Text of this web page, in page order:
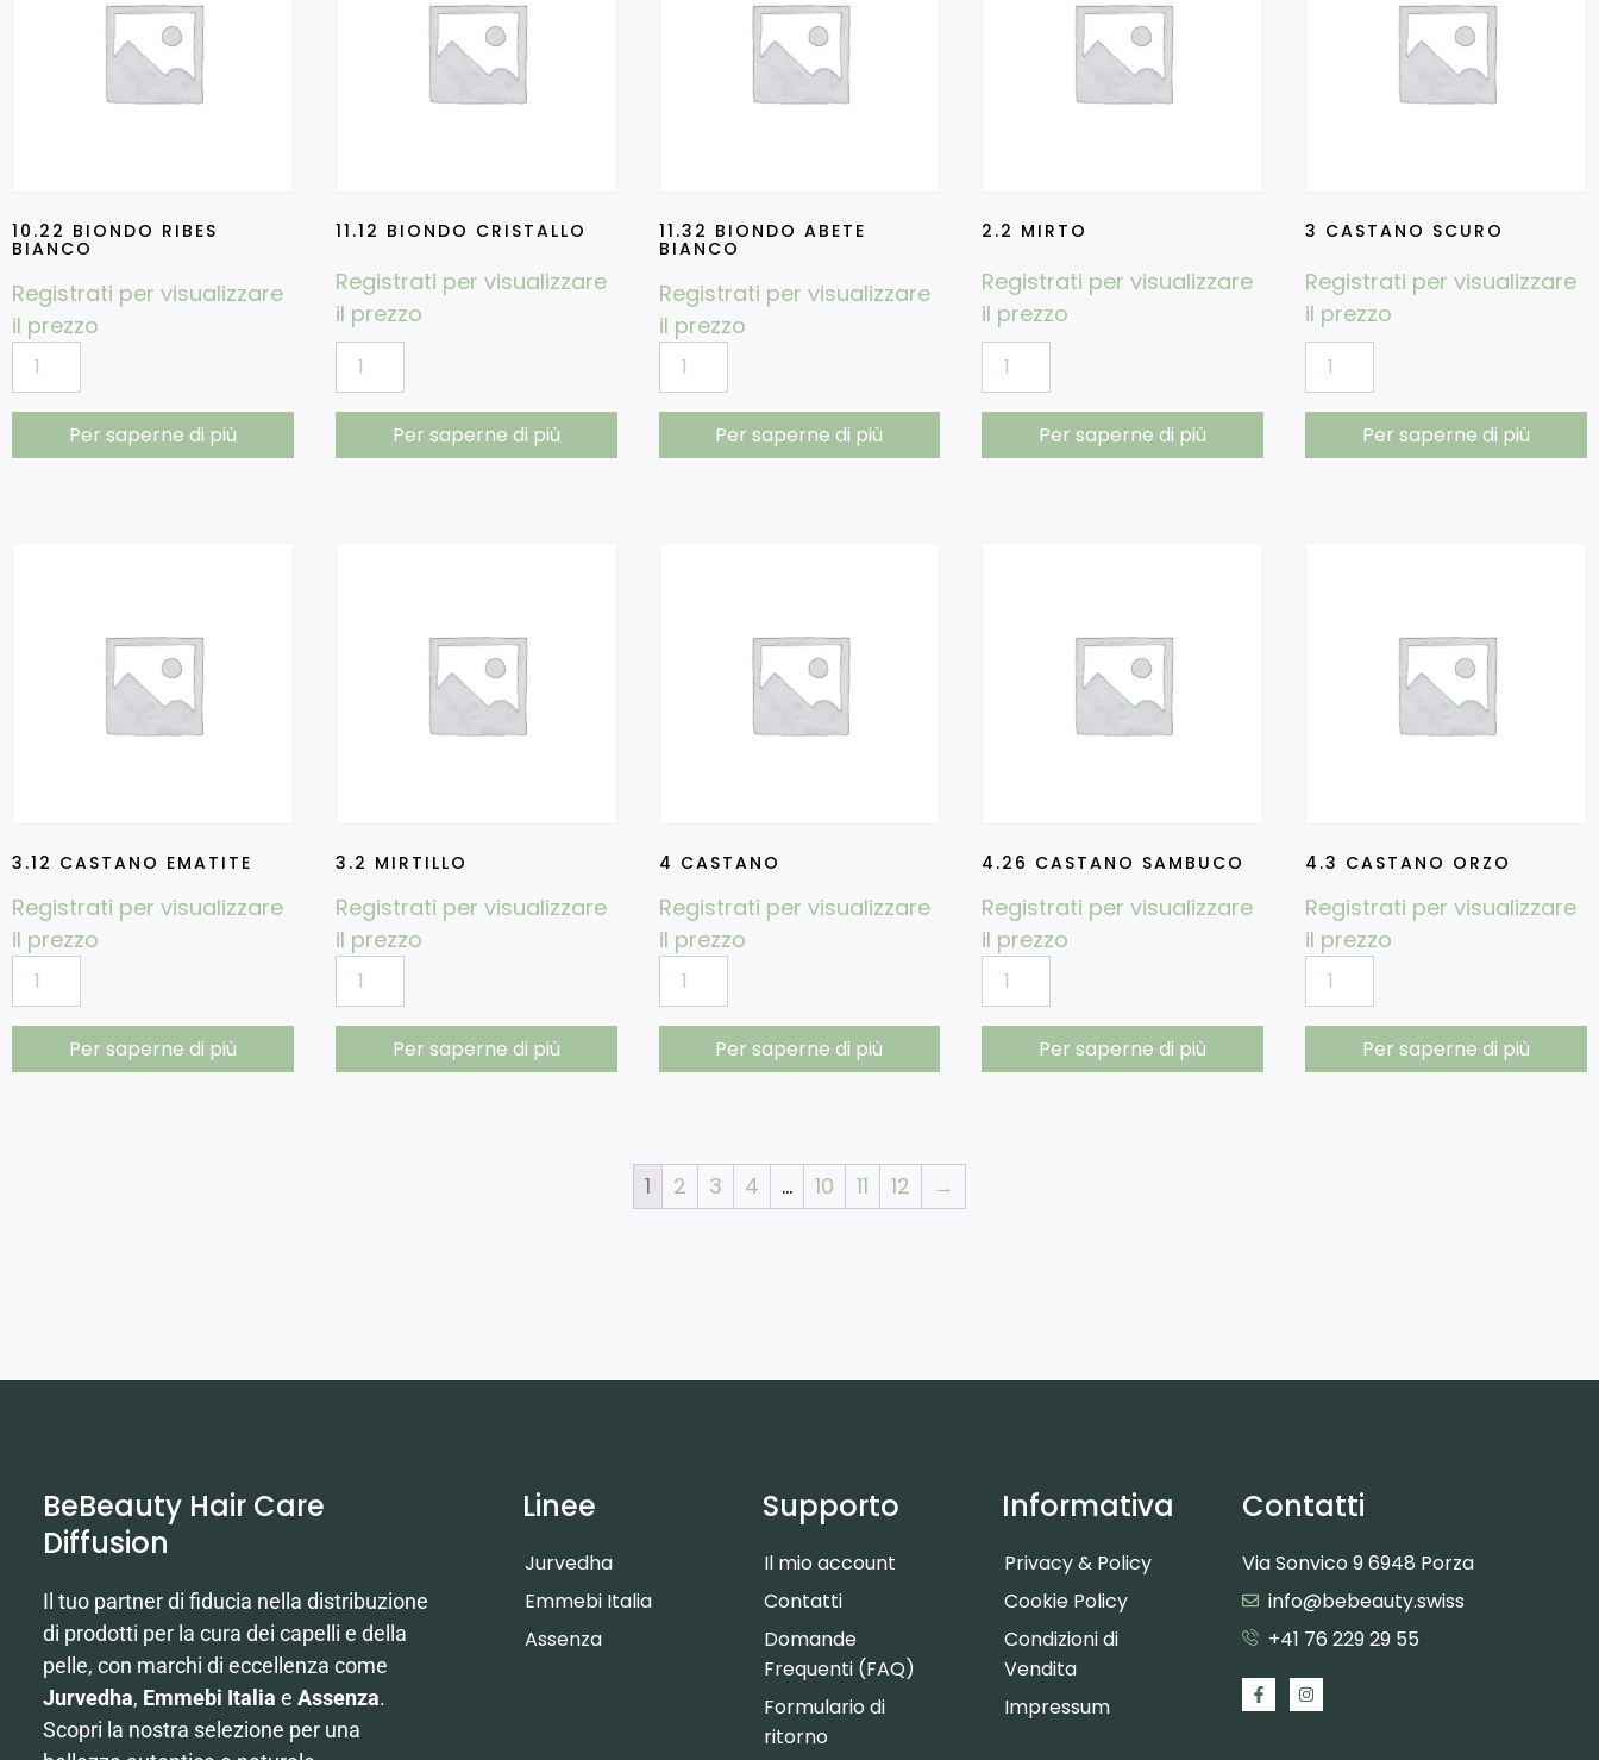
10.22 BIONDO RIBES
BIANCO
Registrati per visualizzare
il prezzo
Per saperne di più
11.12 BIONDO CRISTALLO
Registrati per visualizzare
il prezzo
Per saperne di più
11.32 BIONDO ABETE
BIANCO
Registrati per visualizzare
il prezzo
Per saperne di più
2.2 MIRTO
Registrati per visualizzare
il prezzo
Per saperne di più
3 CASTANO SCURO
Registrati per visualizzare
il prezzo
Per saperne di più
3.12 CASTANO EMATITE
Registrati per visualizzare
il prezzo
Per saperne di più
3.2 MIRTILLO
Registrati per visualizzare
il prezzo
Per saperne di più
4 CASTANO
Registrati per visualizzare
il prezzo
Per saperne di più
4.26 CASTANO SAMBUCO
Registrati per visualizzare
il prezzo
Per saperne di più
4.3 CASTANO ORZO
Registrati per visualizzare
il prezzo
Per saperne di più
1 2 3 4 … 10 11 12 →
BeBeauty Hair Care
Diffusion
Il tuo partner di fiducia nella distribuzione
di prodotti per la cura dei capelli e della
pelle, con marchi di eccellenza come
Jurvedha, Emmebi Italia e Assenza.
Scopri la nostra selezione per una
Linee
Jurvedha
Emmebi Italia
Assenza
Supporto
Il mio account
Contatti
Domande
Frequenti (FAQ)
Formulario di
ritorno
Informativa
Privacy & Policy
Cookie Policy
Condizioni di
Vendita
Impressum
Contatti
Via Sonvico 9 6948 Porza
info@bebeauty.swiss
+41 76 229 29 55